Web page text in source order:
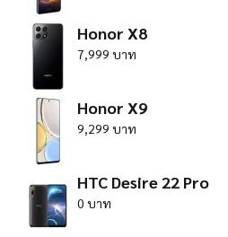
Honor X8
7,999 บาท
Honor X9
9,299 บาท
HTC Desire 22 Pro
0 บาท